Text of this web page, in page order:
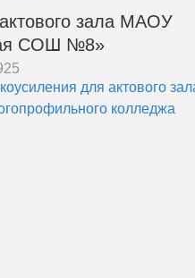
зала МАОУ
СОШ №8»